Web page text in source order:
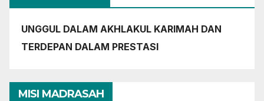
UNGGUL DALAM AKHLAKUL KARIMAH DAN
TERDEPAN DALAM PRESTASI
MISI MADRASAH